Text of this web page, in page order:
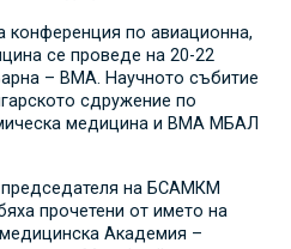
конференция по авиационна,
се проведе на 20-22
– ВМА. Научното събитие
сдружение по
медицина и ВМА МБАЛ
на БСАМКМ
прочетени от името на
Академия –